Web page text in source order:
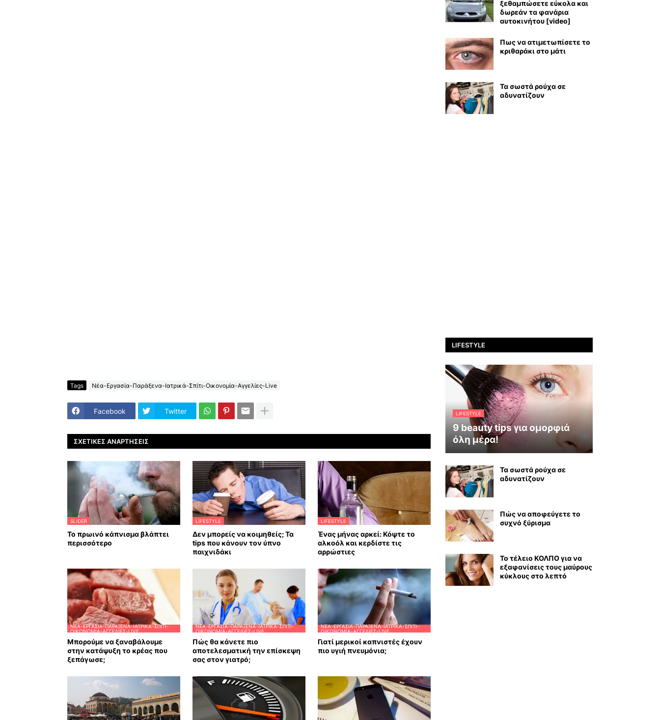
Tags Νέα-Εργασία-Παράξενα-Ιατρικά-Σπίτι-Οικονομία-Αγγελίες-Live
Facebook Twitter
ΣΧΕΤΙΚΈΣ ΑΝΑΡΤΉΣΕΙΣ
SLIDER
Το πρωινό κάπνισμα βλάπτει
περισσότερο
LIFESTYLE
Δεν μπορείς να κοιμηθείς; Τα
tips που κάνουν τον ύπνο
παιχνιδάκι
LIFESTYLE
Ένας μήνας αρκεί: Κόψτε το
αλκοόλ και κερδίστε τις
αρρώστιες
ΝΈΑ-ΕΡΓΑΣΊΑ-ΠΑΡΆΞΕΝΑ-ΙΑΤΡΙΚΆ-ΣΠΊΤΙ-
ΟΙΚΟΝΟΜΊΑ-ΑΓΓΕΛΊΕΣ-LIVE
Μπορούμε να ξαναβάλουμε
στην κατάψυξη το κρέας που
ξεπάγωσε;
ΝΈΑ-ΕΡΓΑΣΊΑ-ΠΑΡΆΞΕΝΑ-ΙΑΤΡΙΚΆ-ΣΠΊΤΙ-
ΟΙΚΟΝΟΜΊΑ-ΑΓΓΕΛΊΕΣ-LIVE
Πώς θα κάνετε πιο
αποτελεσματική την επίσκεψη
σας στον γιατρό;
ΝΈΑ-ΕΡΓΑΣΊΑ-ΠΑΡΆΞΕΝΑ-ΙΑΤΡΙΚΆ-ΣΠΊΤΙ-
ΟΙΚΟΝΟΜΊΑ-ΑΓΓΕΛΊΕΣ-LIVE
Γιατί μερικοί καπνιστές έχουν
πιο υγιή πνευμόνια;
ξεθαμπώσετε εύκολα και
δωρεάν τα φανάρια
αυτοκινήτου [video]
Πως να ατιμετωπίσετε το
κριθαράκι στο μάτι
Τα σωστά ρούχα σε
αδυνατίζουν
LIFESTYLE
LIFESTYLE
9 beauty tips για ομορφιά
όλη μέρα!
Τα σωστά ρούχα σε
αδυνατίζουν
Πώς να αποφεύγετε το
συχνό ξύρισμα
Το τέλειο ΚΟΛΠΟ για να
εξαφανίσεις τους μαύρους
κύκλους στο λεπτό